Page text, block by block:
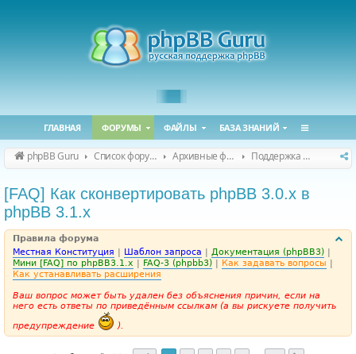
ГЛАВНАЯ ФОРУМЫ ФАЙЛЫ БАЗА ЗНАНИЙ
phpBB Guru Список форумов Архивные форумы Поддержка phpBB 3.1.x
[FAQ] Как сконвертировать phpBB 3.0.х в
phpBB 3.1.х
Правила форума
Местная Конституция | Шаблон запроса | Документация (phpBB3) |
Мини [FAQ] по phpBB3.1.x | FAQ-3 (phpbb3) | Как задавать вопросы |
Как устанавливать расширения
Ваш вопрос может быть удален без объяснения причин, если на
него есть ответы по приведённым ссылкам (а вы рискуете получить
предупреждение
).